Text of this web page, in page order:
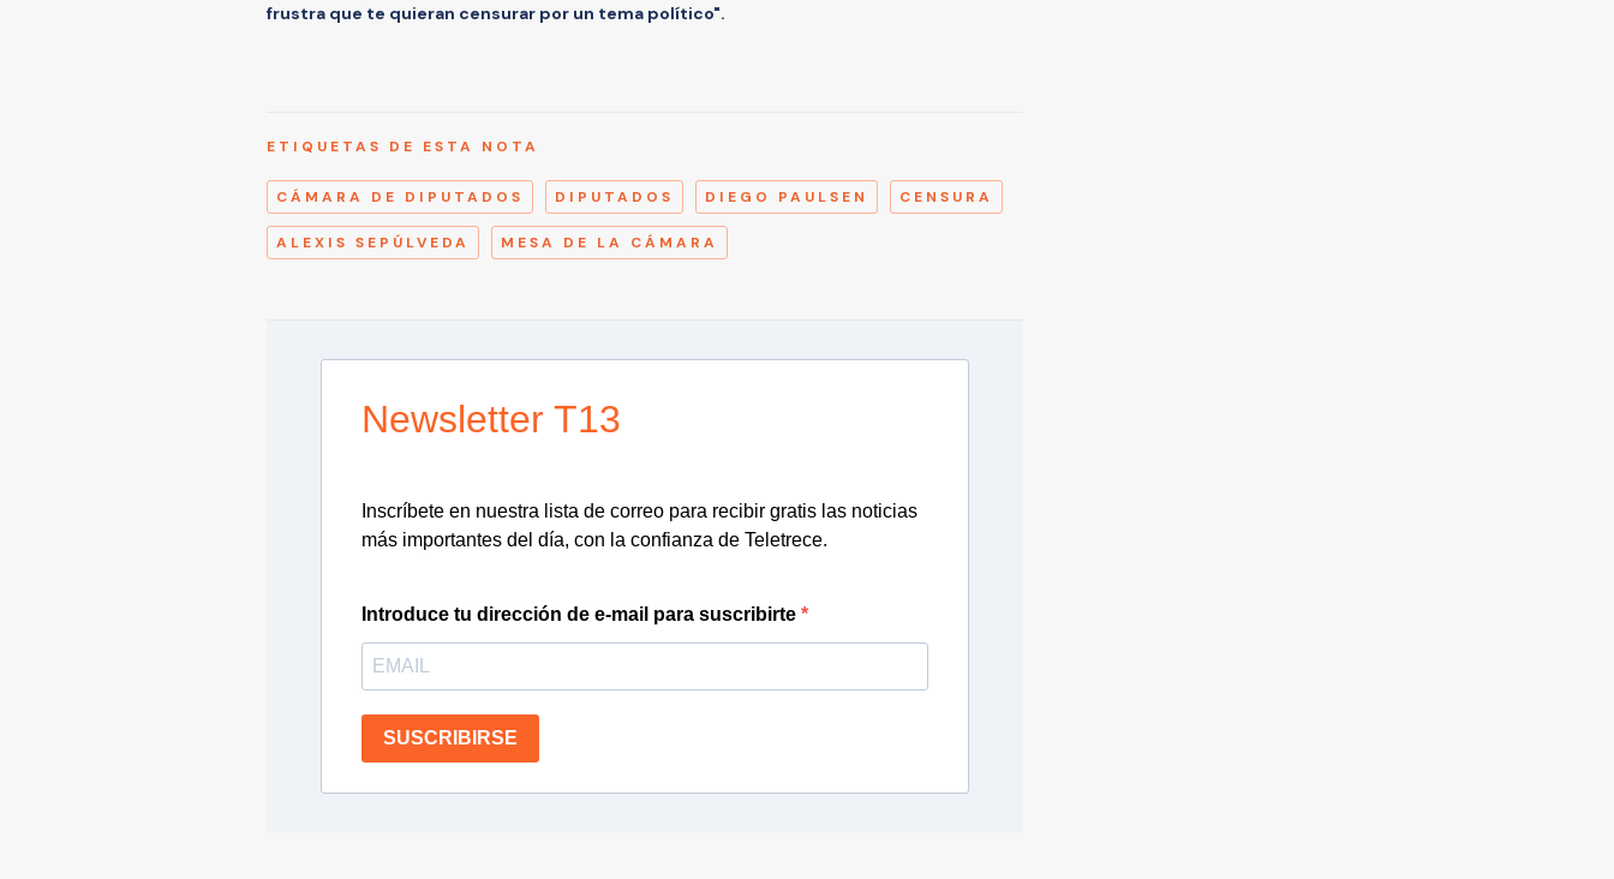
frustra que te quieran censurar por un tema político".
ETIQUETAS DE ESTA NOTA
CÁMARA DE DIPUTADOS DIPUTADOS DIEGO PAULSEN CENSURA
ALEXIS SEPÚLVEDA MESA DE LA CÁMARA
Newsletter T13
Inscríbete en nuestra lista de correo para recibir gratis las noticias
más importantes del día, con la confianza de Teletrece.
Introduce tu dirección de e-mail para suscribirte
SUSCRIBIRSE